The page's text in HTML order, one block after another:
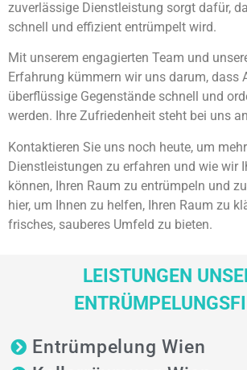
zuverlässige Dienstleistung sorgt dafür,
schnell und effizient entrümpelt wird.
Mit unserem engagierten Team und
Erfahrung kümmern wir uns darum, dass
überflüssige Gegenstände schnell und
werden. Ihre Zufriedenheit steht bei uns
Kontaktieren Sie uns noch heute, um
Dienstleistungen zu erfahren und wie wir
können, Ihren Raum zu entrümpeln und
hier, um Ihnen zu helfen, Ihren Raum zu
frisches, sauberes Umfeld zu bieten.
LEISTUNGEN
Entrümpelung Wien